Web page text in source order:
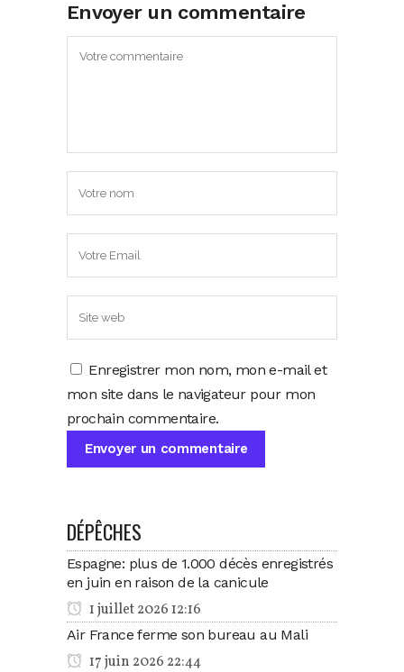
Envoyer un commentaire
Enregistrer mon nom, mon e-mail et
mon site dans le navigateur pour mon
prochain commentaire.
DÉPÊCHES
Espagne: plus de 1.000 décès enregistrés
en juin en raison de la canicule
1 juillet 2026 12:16
Air France ferme son bureau au Mali
17 juin 2026 22:44